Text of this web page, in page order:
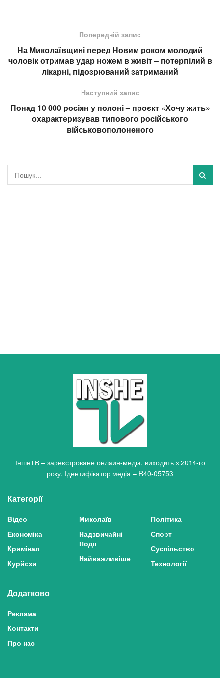
Попередній запис
На Миколаївщині перед Новим роком молодий
чоловік отримав удар ножем в живіт – потерпілий в
лікарні, підозрюваний затриманий
Наступний запис
Понад 10 000 росіян у полоні – проєкт «Хочу жить»
охарактеризував типового російського
військовополоненого
ІншеТВ – зареєстроване онлайн-медіа, виходить з 2014-го
року. Ідентифікатор медіа – R40-05753
Категорії
Відео
Економіка
Кримінал
Курйози
Миколаїв
Надзвичайні
Події
Найважливіше
Політика
Спорт
Суспільство
Технології
Додатково
Реклама
Контакти
Про нас